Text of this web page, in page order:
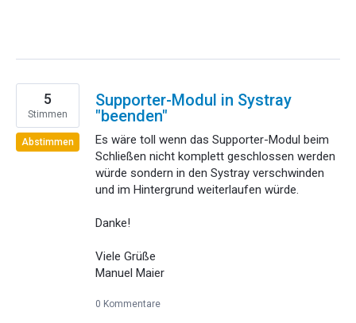
Supporter-Modul in Systray
"beenden"
Es wäre toll wenn das Supporter-Modul beim
Schließen nicht komplett geschlossen werden
würde sondern in den Systray verschwinden
und im Hintergrund weiterlaufen würde.
Danke!
Viele Grüße
Manuel Maier
5
Stimmen
Abstimmen
0 Kommentare